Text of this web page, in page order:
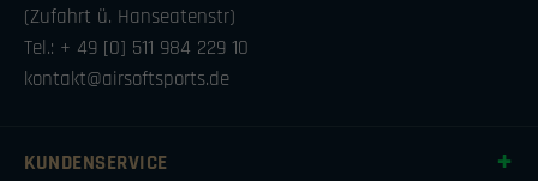
(Zufahrt ü. Hanseatenstr)
Tel.: + 49 [0] 511 984 229 10
kontakt@airsoftsports.de
KUNDENSERVICE